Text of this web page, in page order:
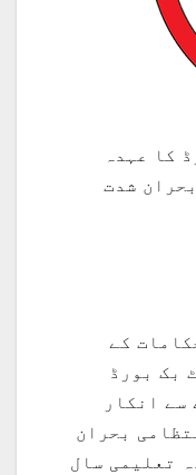
کا عہدہ
شدت
کے
بک بورڈ
سے انکار
بحران
تعلیمی سال